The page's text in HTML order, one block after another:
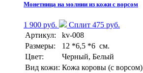
Монетница на молнии из кожи с ворсом
1 900 руб.
Сплит 475 руб.
Артикул:
kv-008
Размеры:
12 *6,5 *6 см.
Цвет:
Черный, Белый
Вид кожи: Кожа коровы (с ворсом)